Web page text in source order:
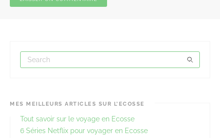
MES MEILLEURS ARTICLES SUR L’ECOSSE
Tout savoir sur le voyage en Ecosse
6 Séries Netflix pour voyager en Ecosse